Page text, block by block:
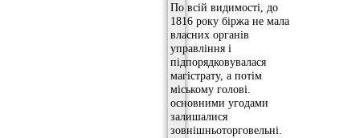
По всій видимості, до
1816 року біржа не мала
власних органів
управління і
підпорядковувалася
магістрату, а потім
міському голові.
основними угодами
залишалися
зовнішньоторговельні.